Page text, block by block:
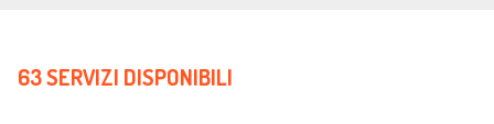
63 SERVIZI DISPONIBILI